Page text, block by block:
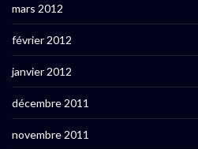
mars 2012
février 2012
janvier 2012
décembre 2011
novembre 2011